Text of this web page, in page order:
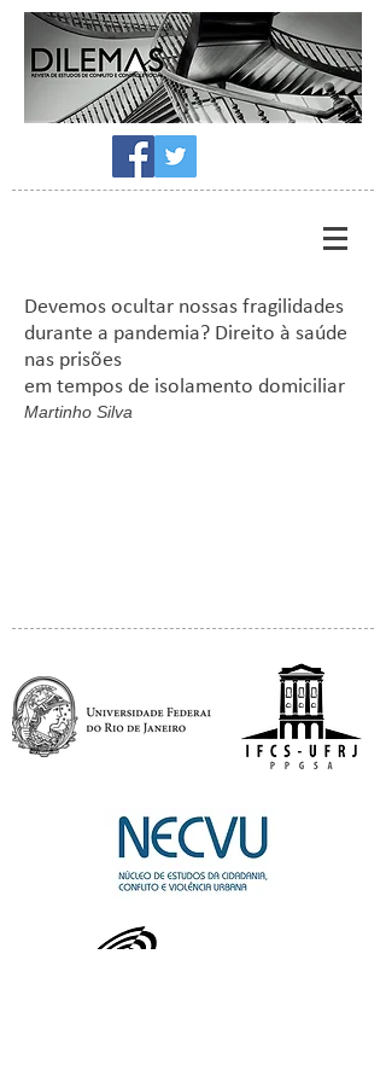
Devemos ocultar nossas fragilidades
durante a pandemia? Direito à saúde
nas prisões
em tempos de isolamento domiciliar
Martinho Silva